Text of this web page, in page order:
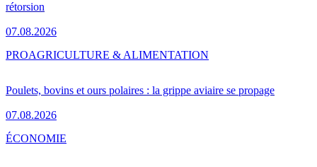
rétorsion
07.08.2026
Poulets, bovins et ours polaires : la grippe aviaire se propage
07.08.2026
PROAGRICULTURE & ALIMENTATION
ÉCONOMIE